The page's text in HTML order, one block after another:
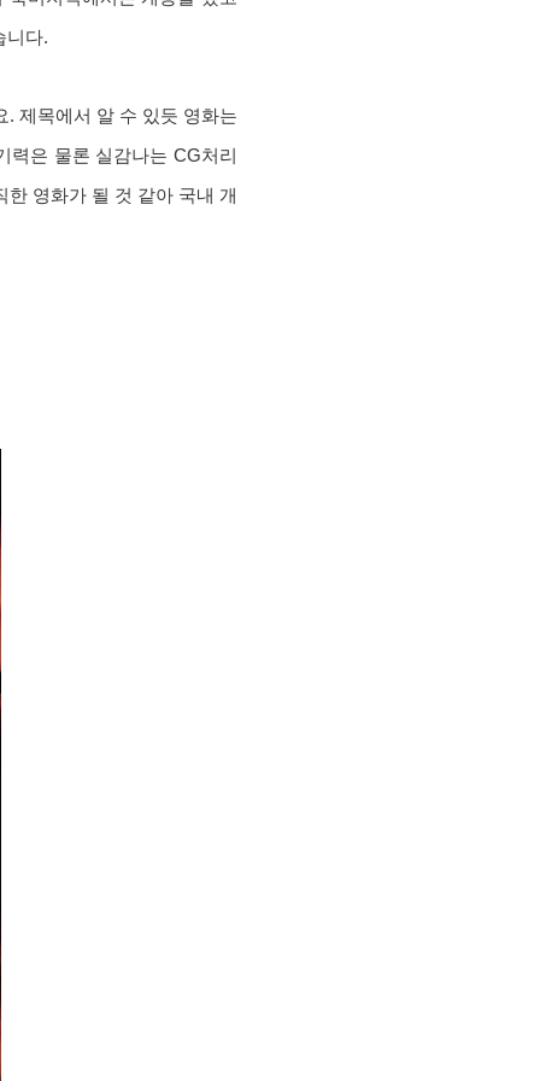
니다.
. 제목에서 알 수 있듯 영화는
력은 물론 실감나는 CG처리
영화가 될 것 같아 국내 개